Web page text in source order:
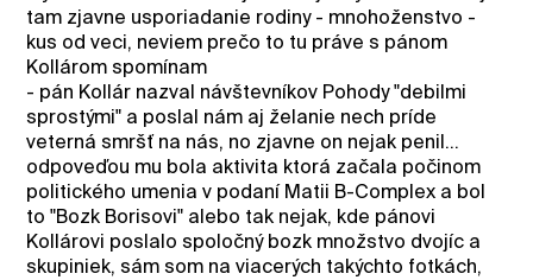
tam zjavne usporiadanie rodiny - mnohoženstvo -
kus od veci, neviem prečo to tu práve s pánom
Kollárom spomínam
- pán Kollár nazval návštevníkov Pohody "debilmi
sprostými" a poslal nám aj želanie nech príde
veterná smršť na nás, no zjavne on nejak penil...
odpoveďou mu bola aktivita ktorá začala počinom
politického umenia v podaní Matii B-Complex a bol
to "Bozk Borisovi" alebo tak nejak, kde pánovi
Kollárovi poslalo spoločný bozk množstvo dvojíc a
skupiniek, sám som na viacerých takýchto fotkách,